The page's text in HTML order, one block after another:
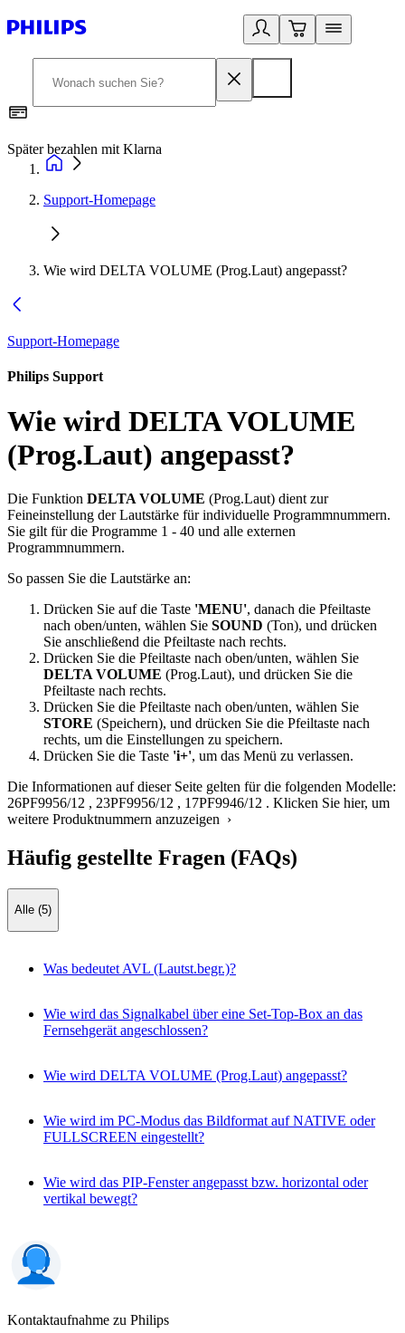
Später bezahlen mit Klarna
Support-Homepage
Wie wird DELTA VOLUME (Prog.Laut) angepasst?
Support-Homepage
Philips Support
Wie wird DELTA VOLUME
(Prog.Laut) angepasst?
Die Funktion DELTA VOLUME (Prog.Laut) dient zur
Feineinstellung der Lautstärke für individuelle Programmnummern.
Sie gilt für die Programme 1 - 40 und alle externen
Programmnummern.
So passen Sie die Lautstärke an:
Drücken Sie auf die Taste 'MENU', danach die Pfeiltaste
nach oben/unten, wählen Sie SOUND (Ton), und drücken
Sie anschließend die Pfeiltaste nach rechts.
Drücken Sie die Pfeiltaste nach oben/unten, wählen Sie
DELTA VOLUME (Prog.Laut), und drücken Sie die
Pfeiltaste nach rechts.
Drücken Sie die Pfeiltaste nach oben/unten, wählen Sie
STORE (Speichern), und drücken Sie die Pfeiltaste nach
rechts, um die Einstellungen zu speichern.
Drücken Sie die Taste 'i+', um das Menü zu verlassen.
Die Informationen auf dieser Seite gelten für die folgenden Modelle:
26PF9956/12 , 23PF9956/12 , 17PF9946/12 . Klicken Sie hier, um
weitere Produktnummern anzuzeigen ›
Häufig gestellte Fragen (FAQs)
Alle (5)
Was bedeutet AVL (Lautst.begr.)?
Wie wird das Signalkabel über eine Set-Top-Box an das
Fernsehgerät angeschlossen?
Wie wird DELTA VOLUME (Prog.Laut) angepasst?
Wie wird im PC-Modus das Bildformat auf NATIVE oder
FULLSCREEN eingestellt?
Wie wird das PIP-Fenster angepasst bzw. horizontal oder
vertikal bewegt?
Kontaktaufnahme zu Philips